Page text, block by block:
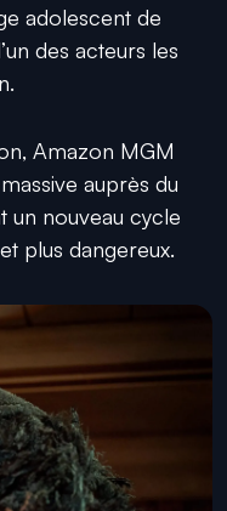
adolescent de
des acteurs les
Amazon MGM
auprès du
un nouveau cycle
plus dangereux.